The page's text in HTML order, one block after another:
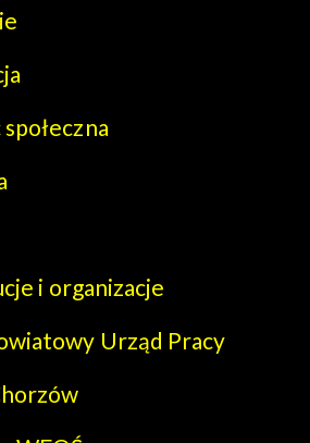
i organizacje
Urząd Pracy